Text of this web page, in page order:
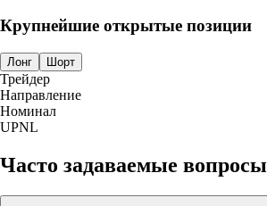
Крупнейшие открытые позиции
Лонг Шорт
Трейдер
Направление
Номинал
UPNL
Часто задаваемые вопросы